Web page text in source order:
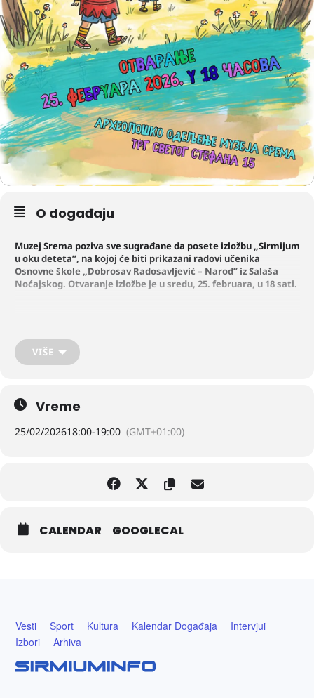
O događaju
Muzej Srema poziva sve sugrađane da posete izložbu „Sirmijum
u oku deteta”, na kojoj će biti prikazani radovi učenika
Osnovne škole „Dobrosav Radosavljević – Narod” iz Salaša
Noćajskog. Otvaranje izložbe je u sredu, 25. februara, u 18 sati.
autentičan način. Svaka slika i rad pruža jedinstven uvid u to kako
najmlađi doživljavaju kulturno nasleđe našeg kraja.
Pozivamo sve da podrže mlade stvaraoce i uživaju u njihovim
maštovitim interpretacijama istorije. Radujemo se vašem dolasku i
zajedničkom otkrivanju Sirmijuma kroz oči deteta.
VIŠE
Vreme
25/02/202618:00-19:00 (GMT+01:00)
CALENDAR GOOGLECAL
Vesti Sport Kultura Kalendar Događaja
Intervjui
Izbori
Arhiva